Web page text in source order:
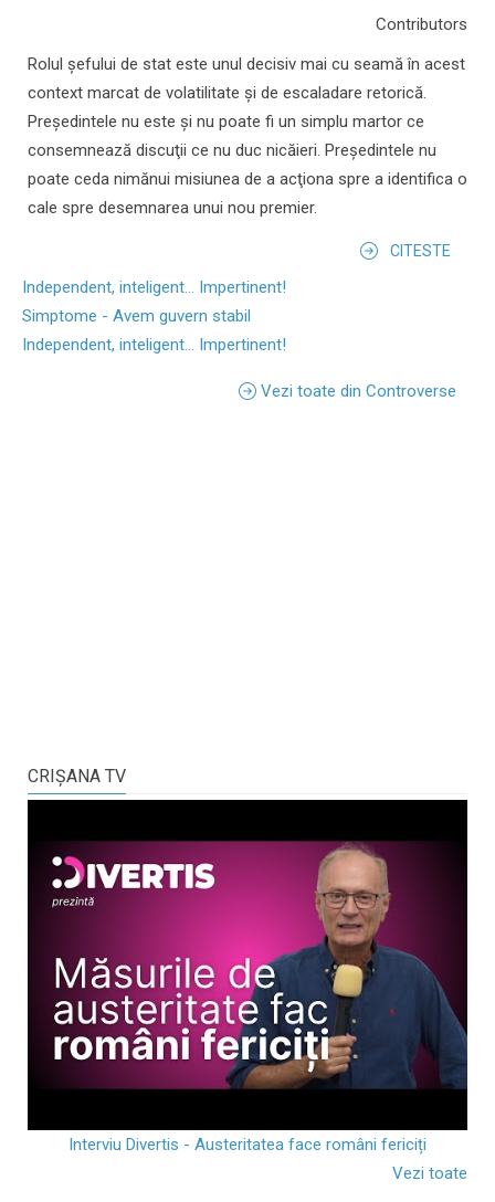
Contributors
Rolul şefului de stat este unul decisiv mai cu seamă în acest
context marcat de volatilitate şi de escaladare retorică.
Preşedintele nu este şi nu poate fi un simplu martor ce
consemnează discuţii ce nu duc nicăieri. Preşedintele nu
poate ceda nimănui misiunea de a acţiona spre a identifica o
cale spre desemnarea unui nou premier.
CITESTE
Independent, inteligent... Impertinent!
Simptome - Avem guvern stabil
Independent, inteligent... Impertinent!
Vezi toate din Controverse
CRIŞANA TV
Interviu Divertis - Austeritatea face români fericiți
Vezi toate